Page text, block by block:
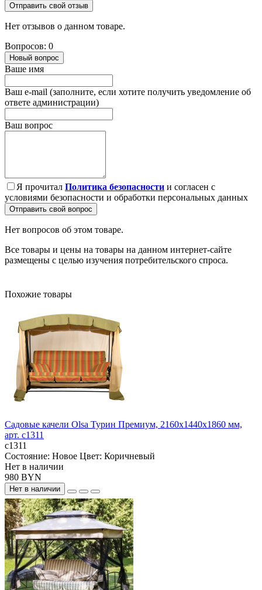
Отправить свой отзыв
Нет отзывов о данном товаре.
Вопросов: 0
Новый вопрос
Ваше имя
Ваш e-mail (заполните, если хотите получить уведомление об
ответе администрации)
Ваш вопрос
Я прочитал Политика безопасности и согласен с
условиями безопасности и обработки персональных данных
Отправить свой вопрос
Нет вопросов об этом товаре.
Все товары и цены на товары на данном интернет-сайте
размещены с целью изучения потребительского спроса.
Похожие товары
Садовые качели Olsa Турин Премиум, 2160х1440х1860 мм,
арт. с1311
с1311
Состояние: Новое Цвет: Коричневый
Нет в наличии
980 BYN
Нет в наличии